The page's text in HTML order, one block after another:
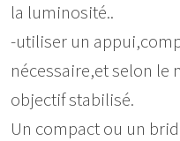
la luminosité..
-utiliser un
nécessaire,et selon le
objectif stabilisé.
Un compact ou un